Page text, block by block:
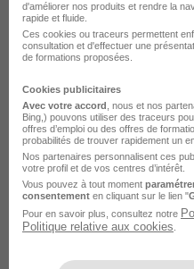
d'améliorer nos produits et rendre la
rapide et fluide.
Ces cookies ou traceurs permettent
consultation et d'effectuer une
de formations proposées.
Cookies publicitaires
Avec votre accord , nous et nos
Bing,) pouvons utiliser des traceurs
offres d’emploi ou des offres de
probabilités de trouver rapidement un
Nos partenaires personnalisent ces
votre profil et de vos centres d’intérêt.
Vous pouvez à tout moment
consentement en cliquant sur le lien "
Pour en savoir plus, consultez notre
Politique relative aux cookies